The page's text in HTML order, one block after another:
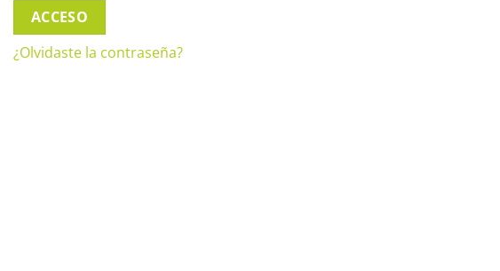
ACCESO
¿Olvidaste la contraseña?